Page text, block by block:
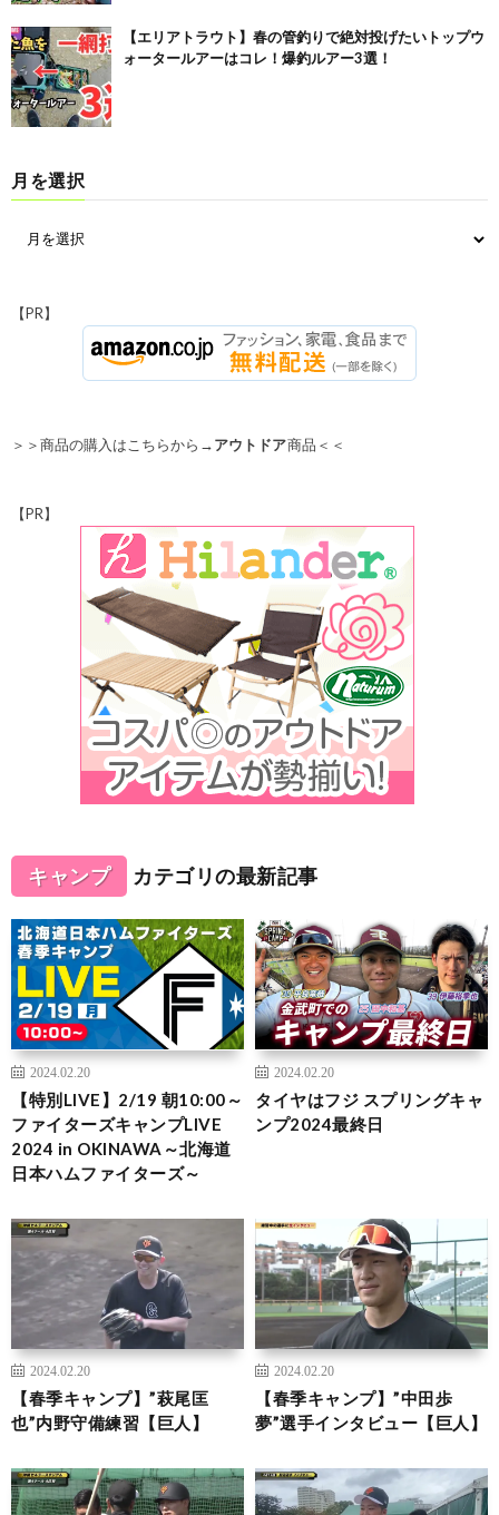
【エリアトラウト】春の管釣りで絶対投げたいトップウ
ォータールアーはコレ！爆釣ルアー3選！
月を選択
【PR】
＞＞商品の購入はこちらから→アウトドア商品＜＜
【PR】
キャンプ カテゴリの最新記事
2024.02.20
【特別LIVE】2/19 朝10:00～
ファイターズキャンプLIVE
2024 in OKINAWA～北海道
日本ハムファイターズ～
2024.02.20
タイヤはフジ スプリングキャ
ンプ2024最終日
2024.02.20
【春季キャンプ】”萩尾匡
也”内野守備練習【巨人】
2024.02.20
【春季キャンプ】”中田歩
夢”選手インタビュー【巨人】